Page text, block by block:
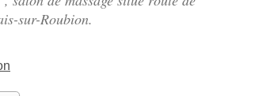
sur-Roubion.